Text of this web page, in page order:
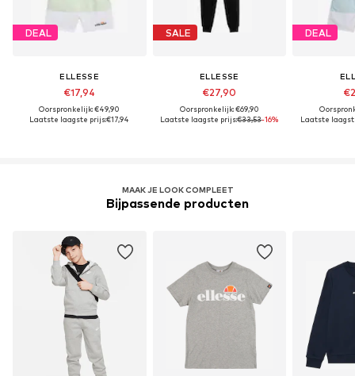
DEAL
ELLESSE
€17,94
Oorspronkelijk: €49,90
Laatste laagste prijs:€17,94
SALE
ELLESSE
€27,90
Oorspronkelijk: €69,90
Laatste laagste prijs:€33,53-16%
DEAL
Laatste
MAAK JE LOOK COMPLEET
Bijpassende producten